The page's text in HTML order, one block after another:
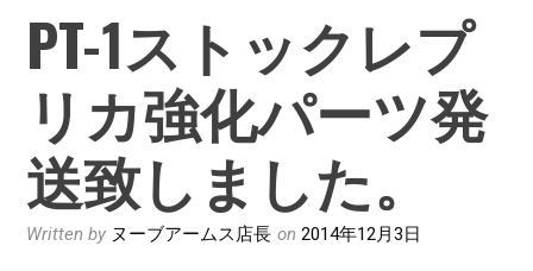
PT-1ストックレプ
リカ強化パーツ発
送致しました。
Written by ヌーブアームス店長 on2014年12月3日